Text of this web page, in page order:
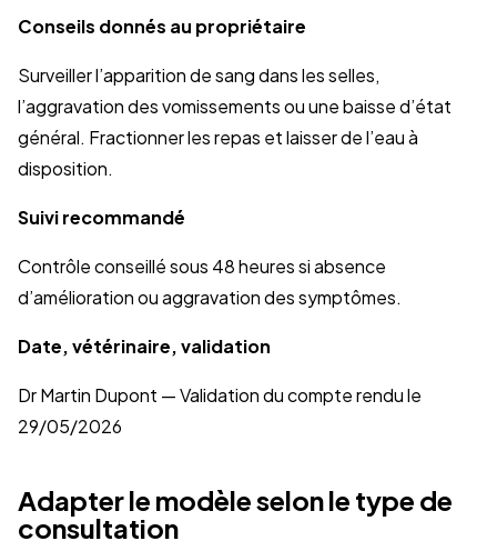
Conseils donnés au propriétaire
Surveiller l’apparition de sang dans les selles,
l’aggravation des vomissements ou une baisse d’état
général. Fractionner les repas et laisser de l’eau à
disposition.
Suivi recommandé
Contrôle conseillé sous 48 heures si absence
d’amélioration ou aggravation des symptômes.
Date, vétérinaire, validation
Dr Martin Dupont — Validation du compte rendu le
29/05/2026
Adapter le modèle selon le type de
consultation